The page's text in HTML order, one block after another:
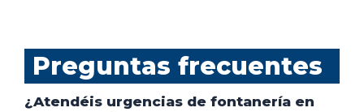
Preguntas frecuentes
¿Atendéis urgencias de fontanería en